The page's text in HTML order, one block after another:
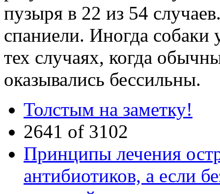
пузыря в 22 из 54
спаниели. Иногда собаки
тех случаях, когда
оказывались бессильны.
Толстым на заметку!
2641 of 3102
Принципы лечения
антибиотиков, а если